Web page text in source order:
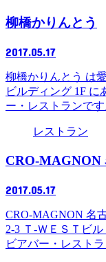
柳橋かりんとう
2017.05.17
柳橋かりんとう は
ビルディング 1F
ー・レストランです
レストラン
CRO‐MAGNON
2017.05.17
CRO‐MAGNON 名
2-3 Ｔ-ＷＥＳＴビ
ビアバー・レストラ